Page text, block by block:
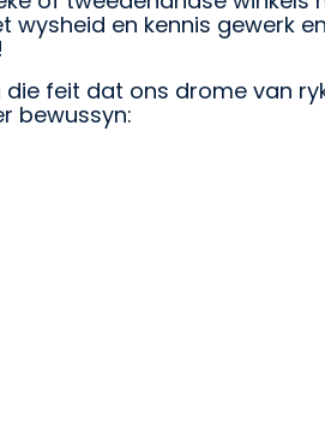
wysheid en kennis gewerk
feit dat ons drome van
bewussyn: